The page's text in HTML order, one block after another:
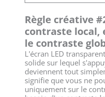
Règle créative
contraste local,
le contraste
L'écran LED
solide sur lequel
deviennent tout
signifie que vous ne
uniquement sur le